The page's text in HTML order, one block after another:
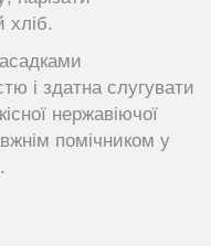
хліб.
і здатна слугувати
нержавіючої
помічником у